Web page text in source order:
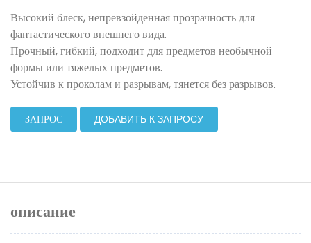
Высокий блеск, непревзойденная прозрачность для
фантастического внешнего вида.
Прочный, гибкий, подходит для предметов необычной
формы или тяжелых предметов.
Устойчив к проколам и разрывам, тянется без разрывов.
ЗАПРОС ДОБАВИТЬ К ЗАПРОСУ
описание